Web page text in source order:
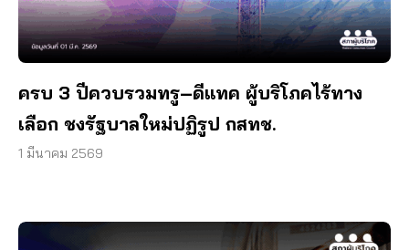
ครบ 3 ปีควบรวมทรู–ดีแทค ผู้บริโภคไร้ทาง
เลือก ชงรัฐบาลใหม่ปฏิรูป กสทช.
1 มีนาคม 2569